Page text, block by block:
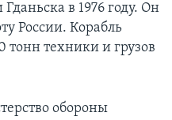
в 1976 году. Он
России. Корабль
тонн техники и грузов
обороны